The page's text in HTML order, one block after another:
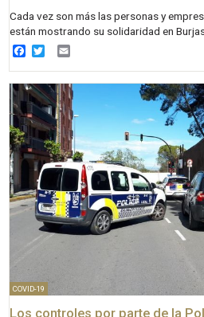
Cada vez son más las personas y
están mostrando su solidaridad en
Facebook
Twitter
COVID-19
Los controles por parte de la